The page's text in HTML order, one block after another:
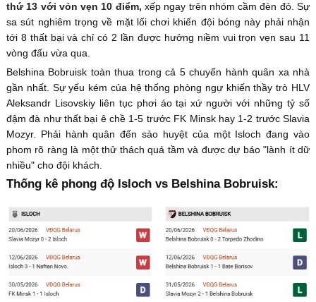
thứ 13 với vỏn vẹn 10 điểm, xếp ngay trên nhóm cầm đèn đỏ. Sự
sa sút nghiêm trọng về mặt lối chơi khiến đội bóng này phải nhận
tới 8 thất bại và chỉ có 2 lần được hưởng niềm vui trọn vẹn sau 11
vòng đấu vừa qua.
Belshina Bobruisk toàn thua trong cả 5 chuyến hành quân xa nhà
gần nhất. Sự yếu kém của hệ thống phòng ngự khiến thầy trò HLV
Aleksandr Lisovskiy liên tục phơi áo tại xứ người với những tỷ số
đậm đà như thất bại ê chề 1-5 trước FK Minsk hay 1-2 trước Slavia
Mozyr. Phải hành quân đến sào huyệt của một Isloch đang vào
phom rõ ràng là một thử thách quá tầm và được dự báo "lành ít dữ
nhiều" cho đội khách.
Thống kê phong độ Isloch vs Belshina Bobruisk: